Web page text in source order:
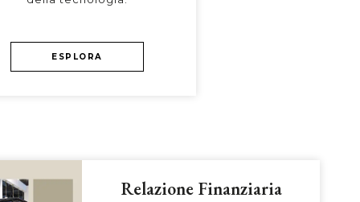
ESPLORA
Relazione Finanziaria